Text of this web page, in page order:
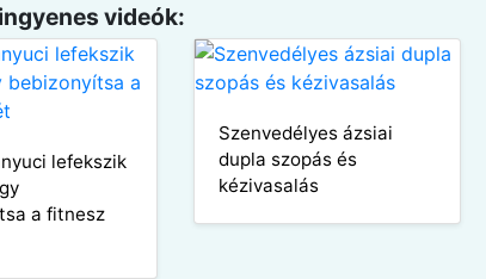
videók:
lefekszik
a fitnesz
Szenvedélyes ázsiai
dupla szopás és
kézivasalás